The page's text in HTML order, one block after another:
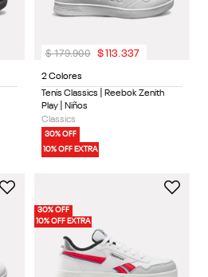
2 Colores
Tenis Classics | Reebok Zenith
Play | Niños
Classics
30% OFF
10% OFF EXTRA
$ 179.900 $113 337
30% OFF
10% OFF EXTRA